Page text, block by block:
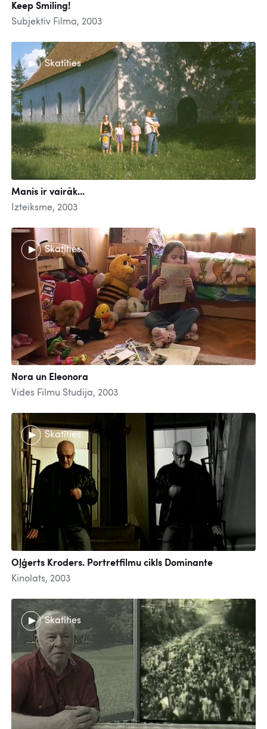
Keep Smiling!
Subjektiv Filma, 2003
Skatīties
Manis ir vairāk...
Izteiksme, 2003
Skatīties
Nora un Eleonora
Vides Filmu Studija, 2003
Skatīties
Oļģerts Kroders. Portretfilmu cikls Dominante
Kinolats, 2003
Skatīties